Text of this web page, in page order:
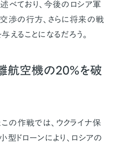
べており、今後のロシア軍
渉の行方、さらに将来の戦
ることになるだろう。
航空機の20％を破
この作戦では、ウクライナ保
ドローンにより、ロシアの